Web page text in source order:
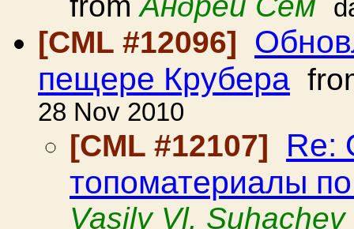
[CML #12096]
пещере Крубера
28 Nov 2010
[CML #12107]
Re:
топоматериалы
Vasily Vl. Suhachev